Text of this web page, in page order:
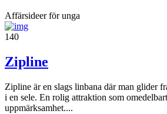
Affärsideer för unga
140
Zipline
Zipline är en slags linbana där man glider
i en sele. En rolig attraktion som
uppmärksamhet....